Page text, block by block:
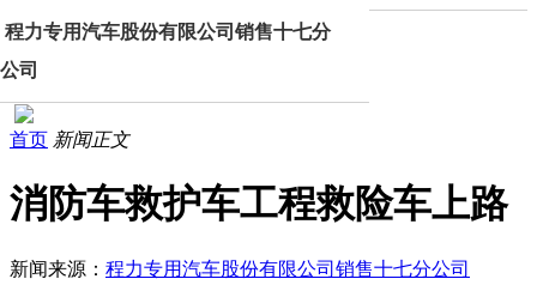
程力专用汽车股份有限公司销售十七分
公司
首页 新闻正文
消防车救护车工程救险车上路
新闻来源： 程力专用汽车股份有限公司销售十七分公司